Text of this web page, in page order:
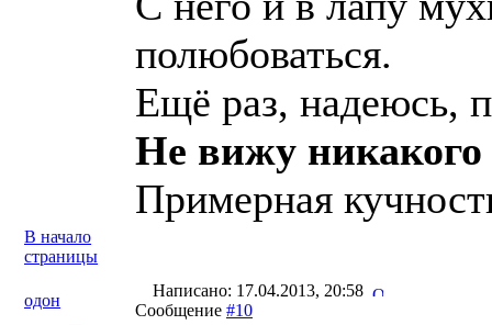
полюбоваться.
Ещё раз, надеюсь,
Не вижу никакого
Примерная
В начало
страницы
одон
Написано: 17.04.2013, 20:58
Сообщение #10